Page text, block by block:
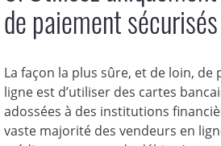
de paiement sécurisés
La façon la plus sûre, et de loin, de
ligne est d’utiliser des cartes
adossées à des institutions
vaste majorité des vendeurs en